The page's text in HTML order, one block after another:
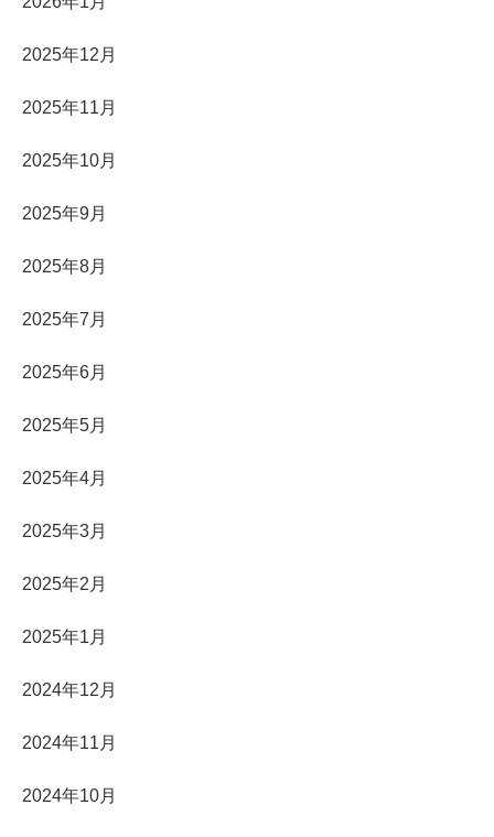
2025年12月
2025年11月
2025年10月
2025年9月
2025年8月
2025年7月
2025年6月
2025年5月
2025年4月
2025年3月
2025年2月
2025年1月
2024年12月
2024年11月
2024年10月